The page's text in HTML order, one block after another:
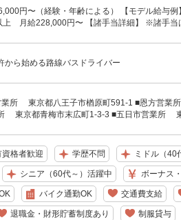
円〜（経験・年齢による） 【モデル給与
上 月給228,000円〜 【諸手当詳細】 ※諸手当
から始める路線バスドライバー
業所 東京都八王子市楢原町591-1 ■恩方営業
東京都青梅市末広町1-3-3 ■五日市営業所
格者歓迎 学歴不問 ミドル（40
シニア（60代～）活躍中 ボーナス
バイク通勤OK 交通費支給
退職金・財形貯蓄制度あり 制服貸与